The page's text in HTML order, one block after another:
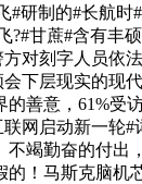
#研制的#长航时
?#甘蔗#含有丰
对刻字人员依
下层现实的现
的善意，61%受
网启动新一轮#
不竭勤奋的付出
的！马斯克脑机